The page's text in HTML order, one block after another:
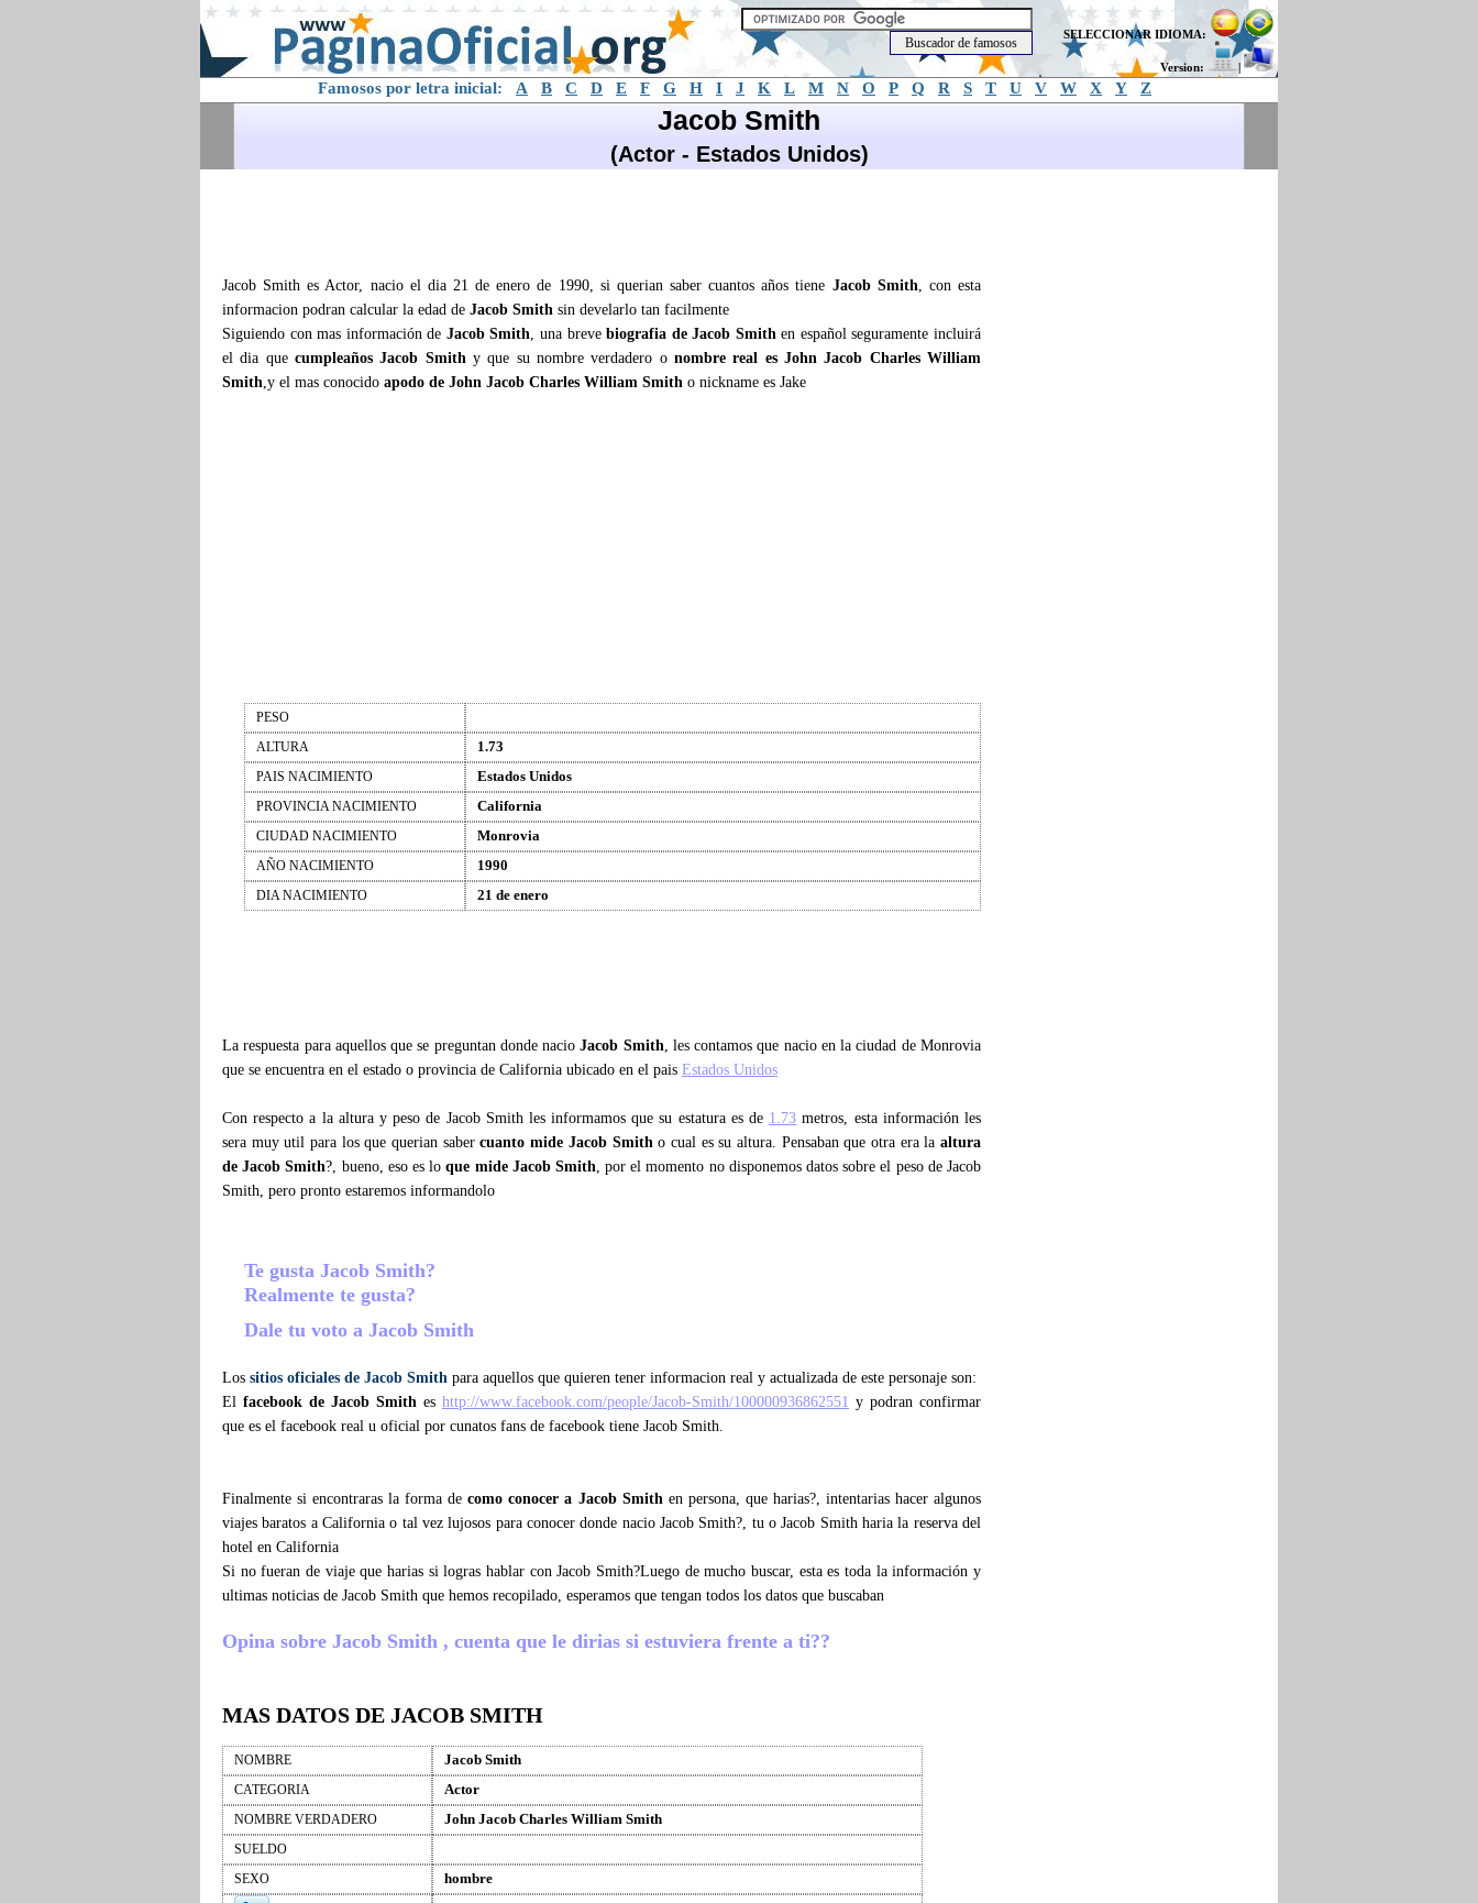
SELECCIONAR IDIOMA:
Version: |
Famosos por letra inicial: A B C D E F G H I J K L M N O P Q R S T U V W X Y Z
Jacob Smith
(Actor - Estados Unidos)
Jacob Smith es Actor, nacio el dia 21 de enero de 1990, si querian saber cuantos años tiene Jacob Smith, con esta
informacion podran calcular la edad de Jacob Smith sin develarlo tan facilmente
Siguiendo con mas información de Jacob Smith, una brevebiografia de Jacob Smithen español seguramente incluirá
el dia que cumpleaños Jacob Smithy que su nombre verdadero onombre real es John Jacob Charles William
Smith,y el mas conocido apodo de John Jacob Charles William Smith o nickname es Jake
PESO
ALTURA
1.73
PAIS NACIMIENTO Estados Unidos
PROVINCIA NACIMIENTO California
CIUDAD NACIMIENTO Monrovia
AÑO NACIMIENTO 1990
DIA NACIMIENTO 21 de enero
La respuesta para aquellos que se preguntan donde nacioJacob Smith, les contamos que nacio en la ciudad de Monrovia
que se encuentra en el estado o provincia de California ubicado en el pais Estados Unidos
Con respecto a la altura y peso de Jacob Smith les informamos que su estatura es de 1.73 metros, esta información les
sera muy util para los que querian sabercuanto mide Jacob Smitho cual es su altura. Pensaban que otra era laaltura
de Jacob Smith?, bueno, eso es loque mide Jacob Smith, por el momento no disponemos datos sobre el peso de Jacob
Smith, pero pronto estaremos informandolo
Te gusta Jacob Smith?
Realmente te gusta?
Dale tu voto a Jacob Smith
Los sitios oficiales de Jacob Smith para aquellos que quieren tener informacion real y actualizada de este personaje son:
El facebook de Jacob Smith es http://www.facebook.com/people/Jacob-Smith/100000936862551 y podran confirmar
que es el facebook real u oficial por cunatos fans de facebook tiene Jacob Smith.
Finalmente si encontraras la forma decomo conocer a Jacob Smithen persona, que harias?, intentarias hacer algunos
viajes baratos a California o tal vez lujosos para conocer donde nacio Jacob Smith?, tu o Jacob Smith haria la reserva del
hotel en California
Si no fueran de viaje que harias si logras hablar con Jacob Smith?Luego de mucho buscar, esta es toda la información y
ultimas noticias de Jacob Smith que hemos recopilado, esperamos que tengan todos los datos que buscaban
Opina sobre Jacob Smith , cuenta que le dirias si estuviera frente a ti??
MAS DATOS DE JACOB SMITH
NOMBRE Jacob Smith
CATEGORIA Actor
NOMBRE VERDADERO John Jacob Charles William Smith
SUELDO
SEXO
hombre